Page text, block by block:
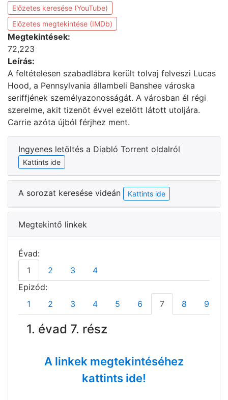
Előzetes keresése (YouTube)
Előzetes megtekintése (IMDb)
Megtekintések:
72,223
Leírás:
A feltételesen szabadlábra került tolvaj felveszi Lucas
Hood, a Pennsylvania állambeli Banshee városka
seriffjének személyazonosságát. A városban él régi
szerelme, akit tizenöt évvel ezelőtt látott utoljára.
Carrie azóta újból férjhez ment.
Ingyenes letöltés a Diabló Torrent oldalról
Kattints ide
A sorozat keresése videán Kattints ide
Megtekintő linkek
Évad:
1
2 3
4
Epizód:
1
2 3 4 5 6 7 8 9
1. évad 7. rész
A linkek megtekintéséhez
kattints ide!